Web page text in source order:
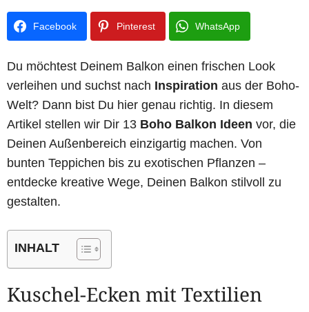
Facebook Pinterest WhatsApp
Du möchtest Deinem Balkon einen frischen Look
verleihen und suchst nach Inspiration aus der Boho-
Welt? Dann bist Du hier genau richtig. In diesem
Artikel stellen wir Dir 13 Boho Balkon Ideen vor, die
Deinen Außenbereich einzigartig machen. Von
bunten Teppichen bis zu exotischen Pflanzen –
entdecke kreative Wege, Deinen Balkon stilvoll zu
gestalten.
INHALT
Kuschel-Ecken mit Textilien